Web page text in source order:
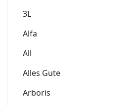
3L
Alfa
All
Alles Gute
Arboris